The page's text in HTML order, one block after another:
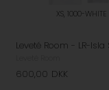
XS, 1000-WHITE
600,00 DKK